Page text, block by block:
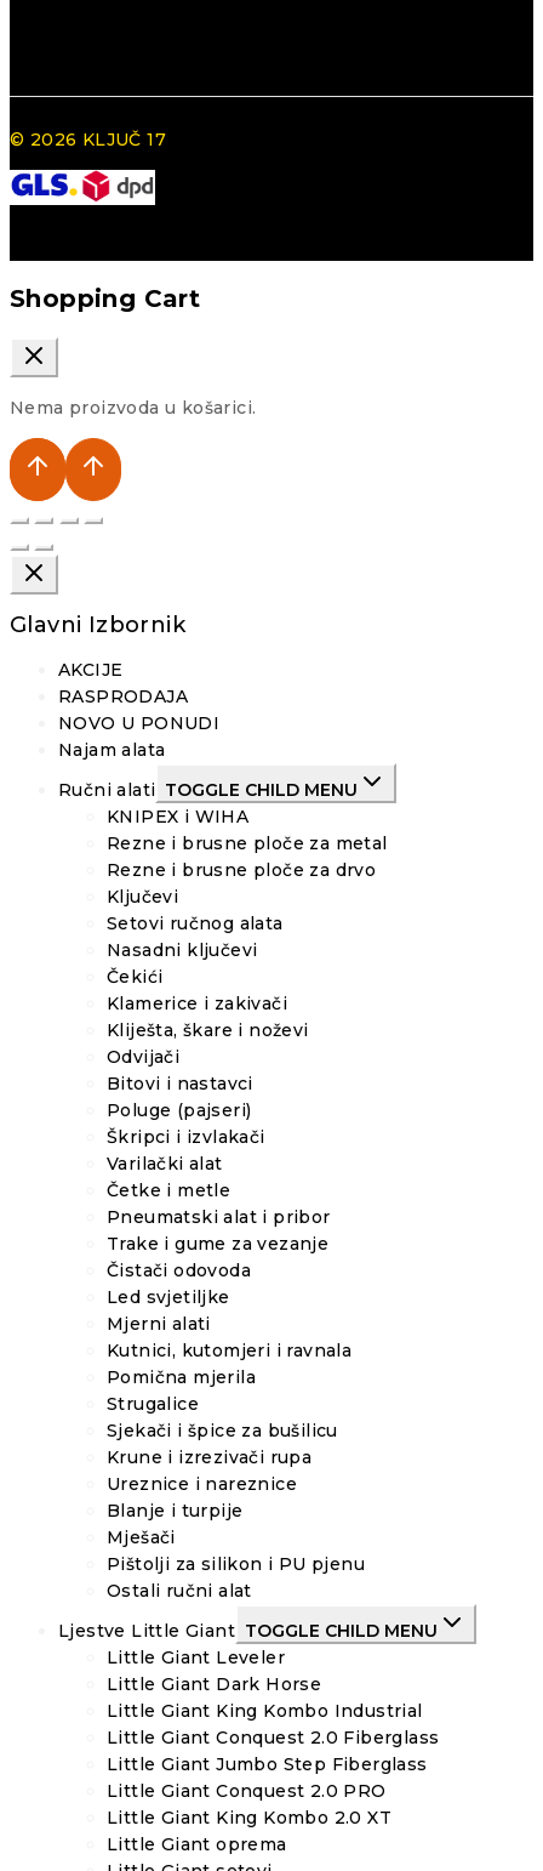
© 2026 KLJUČ 17
Shopping Cart
Nema proizvoda u košarici.
Glavni Izbornik
AKCIJE
RASPRODAJA
NOVO U PONUDI
Najam alata
Ručni alati TOGGLE CHILD MENU
KNIPEX i WIHA
Rezne i brusne ploče za metal
Rezne i brusne ploče za drvo
Ključevi
Setovi ručnog alata
Nasadni ključevi
Čekići
Klamerice i zakivači
Kliješta, škare i noževi
Odvijači
Bitovi i nastavci
Poluge (pajseri)
Škripci i izvlakači
Varilački alat
Četke i metle
Pneumatski alat i pribor
Trake i gume za vezanje
Čistači odovoda
Led svjetiljke
Mjerni alati
Kutnici, kutomjeri i ravnala
Pomična mjerila
Strugalice
Sjekači i špice za bušilicu
Krune i izrezivači rupa
Ureznice i nareznice
Blanje i turpije
Mješači
Pištolji za silikon i PU pjenu
Ostali ručni alat
Ljestve Little Giant TOGGLE CHILD MENU
Little Giant Leveler
Little Giant Dark Horse
Little Giant King Kombo Industrial
Little Giant Conquest 2.0 Fiberglass
Little Giant Jumbo Step Fiberglass
Little Giant Conquest 2.0 PRO
Little Giant King Kombo 2.0 XT
Little Giant oprema